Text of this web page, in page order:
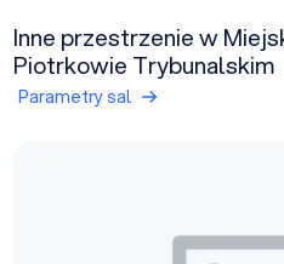
Inne przestrzenie w
Piotrkowie Trybunalskim
Parametry sal